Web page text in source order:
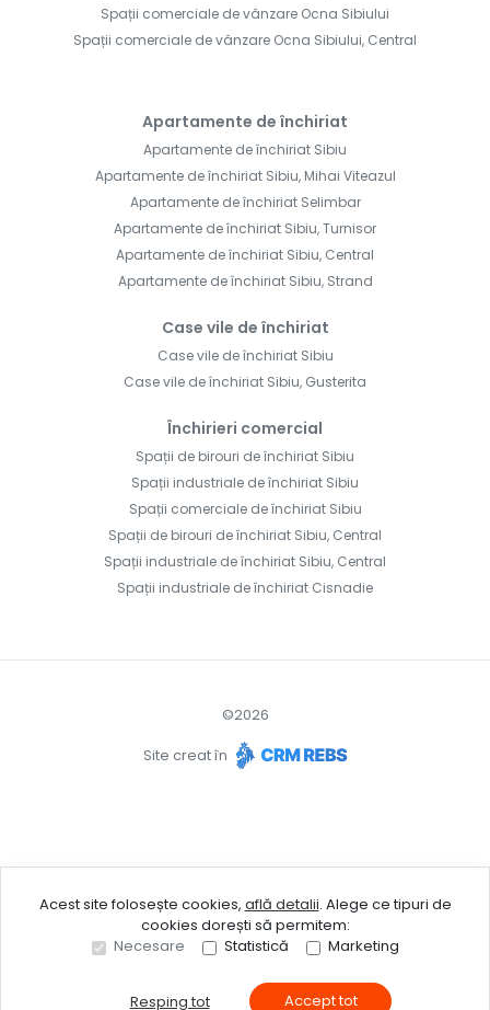
Spații comerciale de vânzare Ocna Sibiului
Spații comerciale de vânzare Ocna Sibiului, Central
Apartamente de închiriat
Apartamente de închiriat Sibiu
Apartamente de închiriat Sibiu, Mihai Viteazul
Apartamente de închiriat Selimbar
Apartamente de închiriat Sibiu, Turnisor
Apartamente de închiriat Sibiu, Central
Apartamente de închiriat Sibiu, Strand
Case vile de închiriat
Case vile de închiriat Sibiu
Case vile de închiriat Sibiu, Gusterita
Închirieri comercial
Spații de birouri de închiriat Sibiu
Spații industriale de închiriat Sibiu
Spații comerciale de închiriat Sibiu
Spații de birouri de închiriat Sibiu, Central
Spații industriale de închiriat Sibiu, Central
Spații industriale de închiriat Cisnadie
©2026
Site creat în
Acest site folosește cookies, află detalii. Alege ce tipuri de
cookies dorești să permitem:
Necesare
Statistică Marketing
Resping tot Accept tot